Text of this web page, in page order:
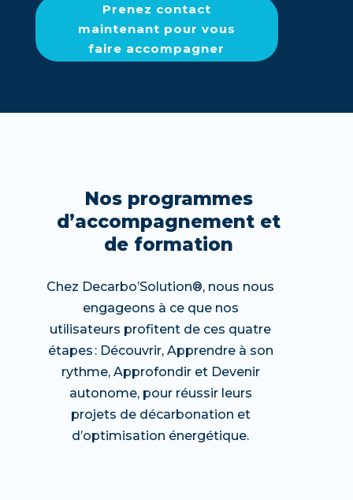
Prenez contact
maintenant pour vous
faire accompagner
Nos programmes
d’accompagnement et
de formation
Chez Decarbo’Solution®, nous nous
engageons à ce que nos
utilisateurs profitent de ces quatre
étapes : Découvrir, Apprendre à son
rythme, Approfondir et Devenir
autonome, pour réussir leurs
projets de décarbonation et
d’optimisation énergétique.